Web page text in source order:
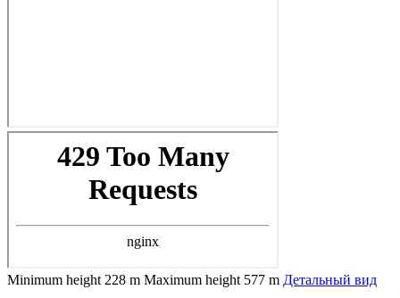
Minimum height 228 m Maximum height 577 m Детальный вид